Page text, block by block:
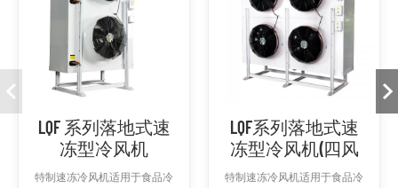
LQF 系列落地式速
冻型冷风机
特制速冻冷风机适用于食品冷
LQF系列落地式速
冻型冷风机(四风
口）
特制速冻冷风机适用于食品冷